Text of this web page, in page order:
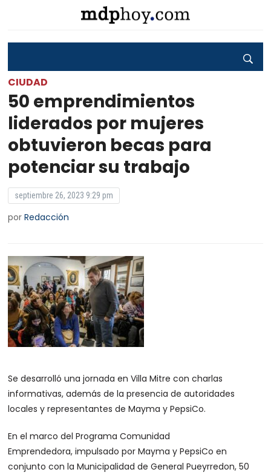
CIUDAD
50 emprendimientos
liderados por mujeres
obtuvieron becas para
potenciar su trabajo
septiembre 26, 2023 9:29 pm
porRedacción
Se desarrolló una jornada en Villa Mitre con charlas
informativas, además de la presencia de autoridades
locales y representantes de Mayma y PepsiCo.
En el marco del Programa Comunidad
Emprendedora, impulsado por Mayma y PepsiCo en
conjunto con la Municipalidad de General Pueyrredon, 50